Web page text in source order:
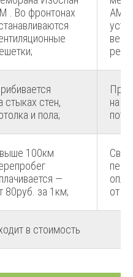
. Во фронтонах
АМ .
стыках стен,
и пола;
на
100км
—
80руб. за 1км;
от
в стоимость